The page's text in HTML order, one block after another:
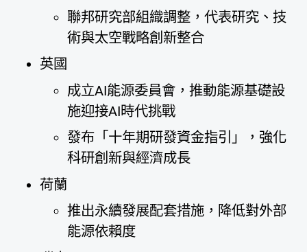
聯邦研究部組織調整，代表研究、技
術與太空戰略創新整合
英國
成立AI能源委員會，推動能源基礎設
施迎接AI時代挑戰
發布「十年期研發資金指引」，強化
科研創新與經濟成長
荷蘭
推出永續發展配套措施，降低對外部
能源依賴度